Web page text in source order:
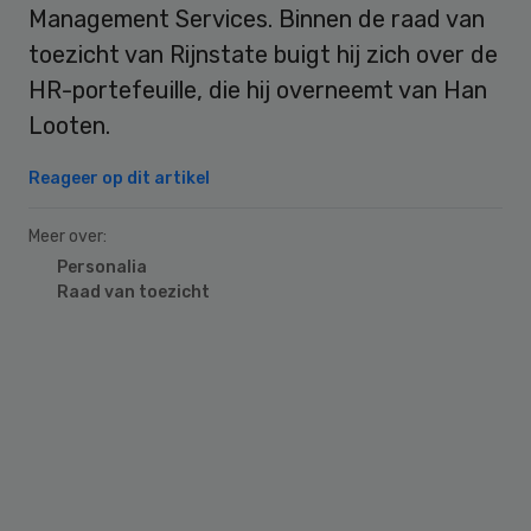
Management Services. Binnen de raad van
toezicht van Rijnstate buigt hij zich over de
HR-portefeuille, die hij overneemt van Han
Looten.
Reageer op dit artikel
Meer over:
Personalia
Raad van toezicht